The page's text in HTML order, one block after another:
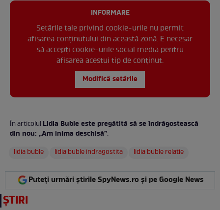
INFORMARE
Setările tale privind cookie-urile nu permit
afișarea conținutului din această zonă. E necesar
să accepți cookie-urile social media pentru
afisarea acestui tip de conținut.
Modifică setările
În articolulLidia Buble este pregătită să se îndrăgostească
din nou: „Am inima deschisă”:
lidia buble
lidia buble indragostita lidia buble relatie
Puteți urmări știrile SpyNews.ro și pe Google News
ȘTIRI